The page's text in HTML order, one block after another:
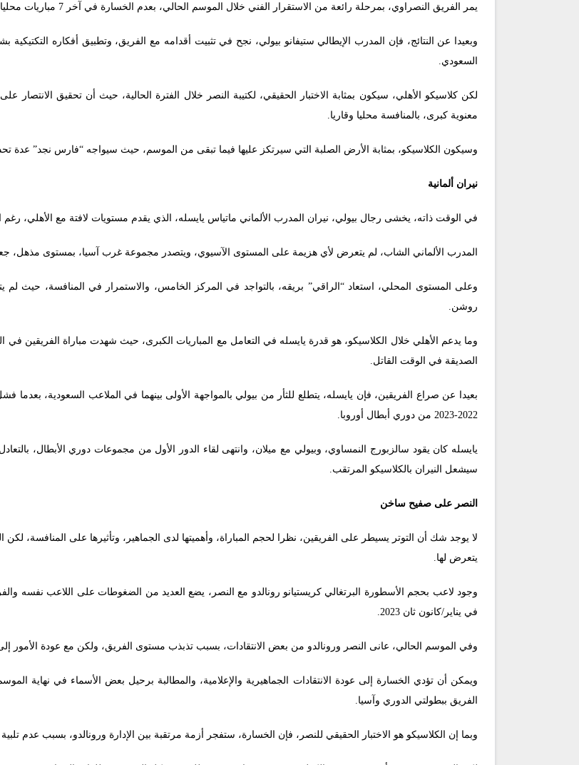
يمر الفريق النصراوي، بمرحلة رائعة من الاستقرار الفني خلال الموسم الحالي، بعدم الخسارة في آخر 7 مباريات محليا وآسيويا، حيث حقق 6 انتصارات، وتعادل مرة واحدة.
وبعيدا عن النتائج، فإن المدرب الإيطالي ستيفانو بيولي، نجح في تثبيت أقدامه مع الفريق، وتطبيق أفكاره
السعودي.
لكن كلاسيكو الأهلي، سيكون بمثابة الاختبار الحقيقي، لكتيبة النصر خلال الفترة الحالية، حيث أن تحقيق الانتصار
معنوية كبرى، بالمنافسة محليا وقاريا.
وسيكون الكلاسيكو، بمثابة الأرض الصلبة التي سيرتكز عليها فيما تبقى من الموسم، حيث سيواجه “فارس نجد” عدة
نيران ألمانية
في الوقت ذاته، يخشى رجال بيولي، نيران المدرب الألماني ماتياس يايسله، الذي يقدم مستويات لافتة مع الأهلي،
المدرب الألماني الشاب، لم يتعرض لأي هزيمة على المستوى الآسيوي، ويتصدر مجموعة غرب آسيا، بمستوى مذهل،
روشن.
وما يدعم الأهلي خلال الكلاسيكو، هو قدرة يايسله في التعامل مع المباريات الكبرى، حيث شهدت مباراة الفريقين في
الصديقة في الوقت القاتل.
بعيدا عن صراع الفريقين، فإن يايسله، يتطلع للثأر من بيولي بالمواجهة الأولى بينهما في الملاعب السعودية،
2022-2023 من دوري أبطال أوروبا.
سيشعل النيران بالكلاسيكو المرتقب.
النصر على صفيح ساخن
لا يوجد شك أن التوتر يسيطر على الفريقين، نظرا لحجم المباراة، وأهميتها لدى الجماهير، وتأثيرها على المنافسة،
يتعرض لها.
وجود لاعب بحجم الأسطورة البرتغالي كريستيانو رونالدو مع النصر، يضع العديد من الضغوطات على اللاعب نفسه
في يناير/كانون ثان 2023.
وفي الموسم الحالي، عانى النصر ورونالدو من بعض الانتقادات، بسبب تذبذب مستوى الفريق، ولكن مع عودة الأمور
ويمكن أن تؤدي الخسارة إلى عودة الانتقادات الجماهيرية والإعلامية، والمطالبة برحيل بعض الأسماء في نهاية
الفريق ببطولتي الدوري وآسيا.
وبما إن الكلاسيكو هو الاختبار الحقيقي للنصر، فإن الخسارة، ستفجر أزمة مرتقبة بين الإدارة ورونالدو، بسبب عدم